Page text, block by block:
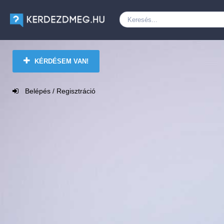
KÉRDÉSEM VAN!
Belépés / Regisztráció